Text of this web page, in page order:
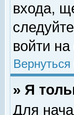
входа,
войти
» Я
Для